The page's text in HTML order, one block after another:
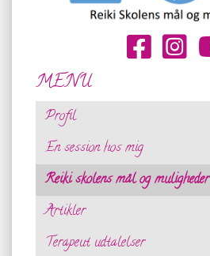
MENU
Profil
En session hos mig
Reiki skolens mål og muligheder
Artikler
Terapeut udtalelser